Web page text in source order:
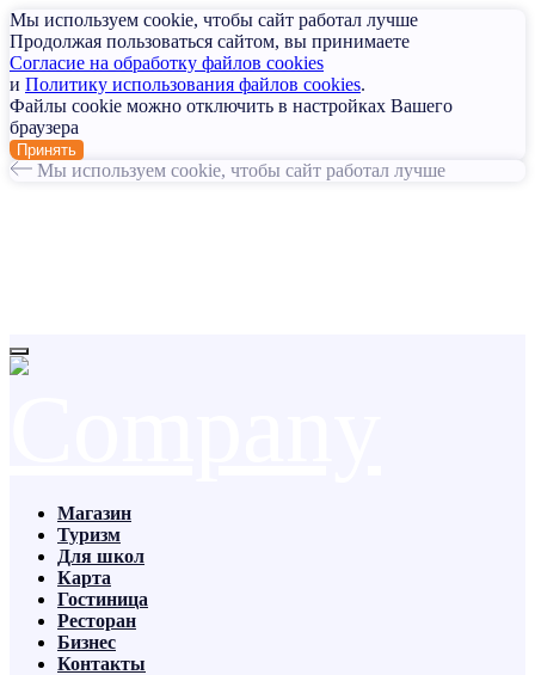
Мы используем cookie, чтобы сайт работал лучше
Продолжая пользоваться сайтом, вы принимаете
Согласие на обработку файлов cookies
и Политику использования файлов cookies.
Файлы cookie можно отключить в настройках Вашего
браузера
Принять
Мы используем cookie, чтобы сайт работал лучше
Магазин
Туризм
Для школ
Карта
Гостиница
Ресторан
Бизнес
Контакты